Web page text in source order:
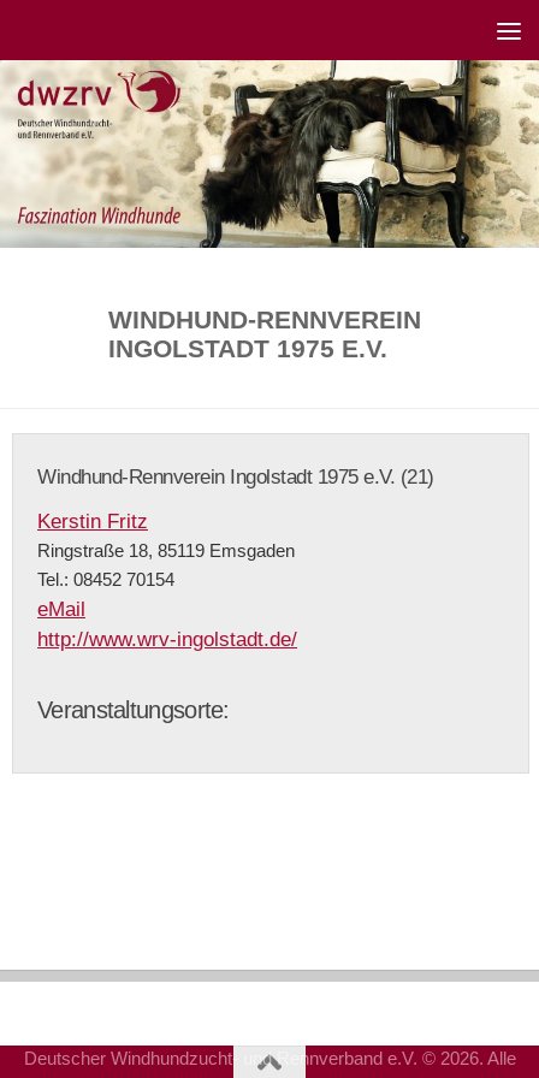
WINDHUND-RENNVEREIN
INGOLSTADT 1975 E.V.
Windhund-Rennverein Ingolstadt 1975 e.V. (21)
Kerstin Fritz
Ringstraße 18, 85119 Emsgaden
Tel.: 08452 70154
eMail
http://www.wrv-ingolstadt.de/
Veranstaltungsorte:
Deutscher Windhundzucht- und Rennverband e.V. © 2026. Alle